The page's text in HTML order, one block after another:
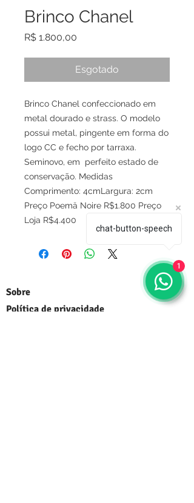
Brinco Chanel
R$ 1.800,00
Esgotado
Brinco Chanel confeccionado em
metal dourado e strass. O modelo
possui metal, pingente em forma do
logo CC e fecho por tarraxa.
Seminovo, em  perfeito estado de
conservação. Medidas
Comprimento: 4cmLargura: 2cm
Preço Poemä Noire R$1.800 Preço
Loja R$4.400
Política de privacidade
Sobre
chat-button-speech
1